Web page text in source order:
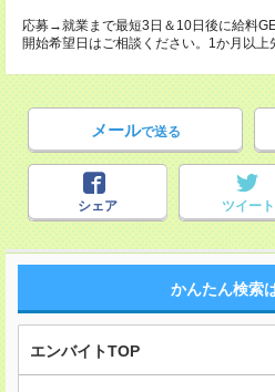
応募→就業まで最短3日＆10日後に給料
開始希望日はご相談ください。1か月以上
メールで送る
シェア ツイート
かんたん検索
エンバイトTOP